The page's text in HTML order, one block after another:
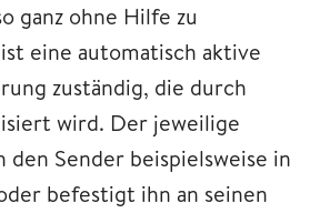
ganz ohne Hilfe zu
eine automatisch aktive
zuständig, die durch
wird. Der jeweilige
Sender beispielsweise in
befestigt ihn an seinen